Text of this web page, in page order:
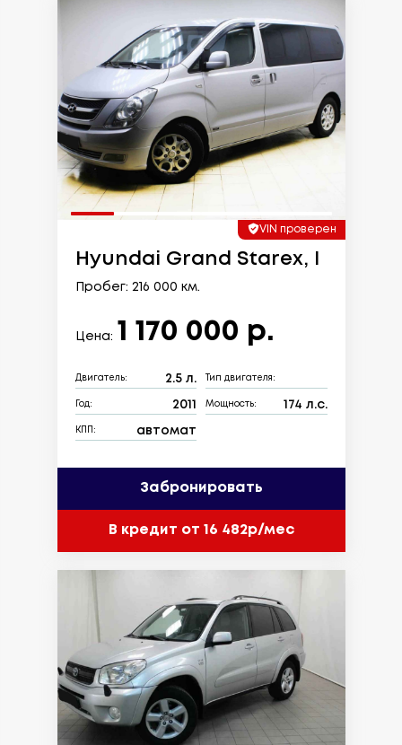
VIN проверен
Hyundai Grand Starex, I
Пробег: 216 000 км.
Цена: 1 170 000 р.
Двигатель: 2.5 л. Тип двигателя:
Год: 2011 Мощность: 174 л.с.
КПП: автомат
Забронировать
В кредит от 16 482р/мес